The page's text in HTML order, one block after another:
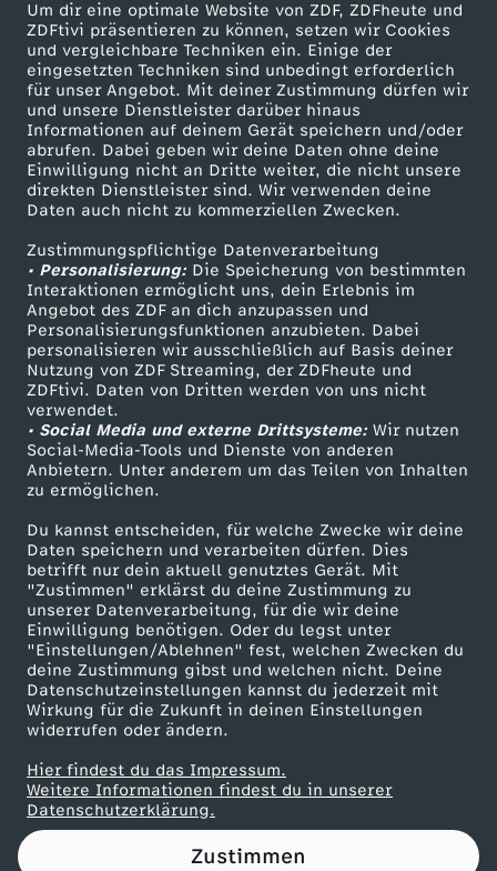
Um dir eine optimale Website von ZDF, ZDFheute und
ZDFtivi präsentieren zu können, setzen wir Cookies
und vergleichbare Techniken ein. Einige der
eingesetzten Techniken sind unbedingt erforderlich
für unser Angebot. Mit deiner Zustimmung dürfen wir
und unsere Dienstleister darüber hinaus
Informationen auf deinem Gerät speichern und/oder
abrufen. Dabei geben wir deine Daten ohne deine
Einwilligung nicht an Dritte weiter, die nicht unsere
direkten Dienstleister sind. Wir verwenden deine
Daten auch nicht zu kommerziellen Zwecken.
Zustimmungspflichtige Datenverarbeitung
• Personalisierung:Die Speicherung von bestimmten
Interaktionen ermöglicht uns, dein Erlebnis im
Angebot des ZDF an dich anzupassen und
Personalisierungsfunktionen anzubieten. Dabei
personalisieren wir ausschließlich auf Basis deiner
Nutzung von ZDF Streaming, der ZDFheute und
ZDFtivi. Daten von Dritten werden von uns nicht
verwendet.
• Social Media und externe Drittsysteme:Wir nutzen
Social-Media-Tools und Dienste von anderen
Anbietern. Unter anderem um das Teilen von Inhalten
zu ermöglichen.
Du kannst entscheiden, für welche Zwecke wir deine
Daten speichern und verarbeiten dürfen. Dies
betrifft nur dein aktuell genutztes Gerät. Mit
"Zustimmen" erklärst du deine Zustimmung zu
unserer Datenverarbeitung, für die wir deine
Einwilligung benötigen. Oder du legst unter
"Einstellungen/Ablehnen" fest, welchen Zwecken du
deine Zustimmung gibst und welchen nicht. Deine
Datenschutzeinstellungen kannst du jederzeit mit
Wirkung für die Zukunft in deinen Einstellungen
widerrufen oder ändern.
Hier findest du das Impressum.
Weitere Informationen findest du in unserer
Datenschutzerklärung.
Zustimmen
u
t
r
a
l
a
b
h
e
b
e
n
:
W
i
e
Mehr ZDF
ZDF-Apps
Smart TV
ZDFtext
Livestreams
Sendungen A-Z
TV-Programm
Service
ZDFmitreden
Kontakt zum ZDF
Tickets
Zuschauerservice
Hilfe
ZDF Unternehmen
Karriere
ZDF goes Schule
Werbefernsehen
Mainzelmännchen
Partner